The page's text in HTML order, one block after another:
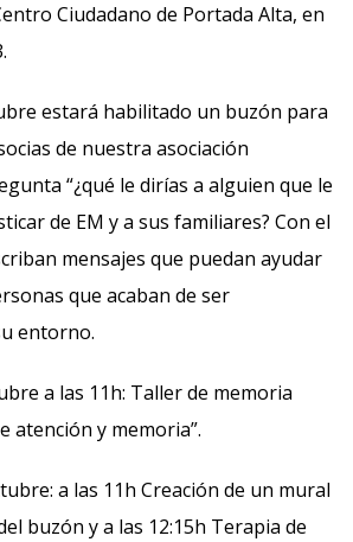
Ciudadano de Portada Alta, en
estará habilitado un buzón para
de nuestra asociación
“¿qué le dirías a alguien que le
de EM y a sus familiares? Con el
mensajes que puedan ayudar
que acaban de ser
entorno.
a las 11h: Taller de memoria
atención y memoria”.
a las 11h Creación de un mural
buzón y a las 12:15h Terapia de